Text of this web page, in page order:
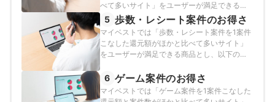
べて多いサイト」をユーザーが満足できる商
品とし、以下の方法で各ポイントサイトの検
証を行いました。2026年4月6日時点の情報を
もとに検証を行なっています。
5 歩数・レシート案件のお得さ
マイベストでは「歩数・レシート案件を1案件
こなした還元額がほかと比べて多いサイト」
をユーザーが満足できる商品とし、以下の方
2026年1月14日時点の情報をもとに検証を行
なっています。
6 ゲーム案件のお得さ
マイベストでは「ゲーム案件を1案件こなした